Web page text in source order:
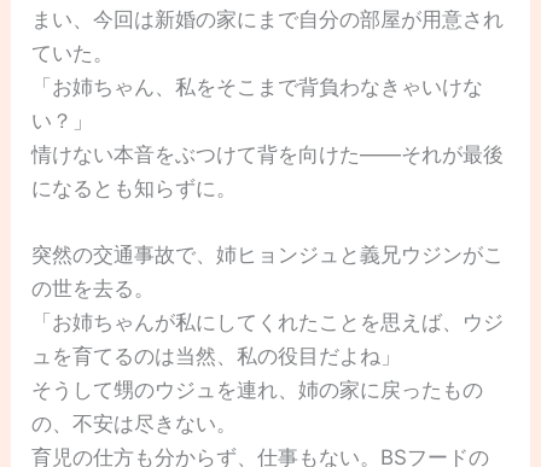
まい、今回は新婚の家にまで自分の部屋が用意され
ていた。
「お姉ちゃん、私をそこまで背負わなきゃいけな
い？」
情けない本音をぶつけて背を向けた――それが最後
になるとも知らずに。
突然の交通事故で、姉ヒョンジュと義兄ウジンがこ
の世を去る。
「お姉ちゃんが私にしてくれたことを思えば、ウジ
ュを育てるのは当然、私の役目だよね」
そうして甥のウジュを連れ、姉の家に戻ったもの
の、不安は尽きない。
育児の仕方も分からず、仕事もない。BSフードの